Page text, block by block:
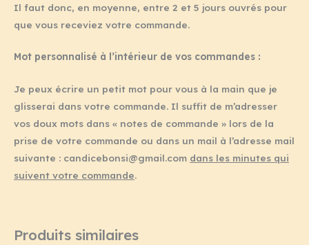
Il faut donc, en moyenne, entre 2 et 5 jours ouvrés pour
que vous receviez votre commande.
Mot personnalisé à l’intérieur de vos commandes :
Je peux écrire un petit mot pour vous à la main que je
glisserai dans votre commande. Il suffit de m’adresser
vos doux mots dans « notes de commande » lors de la
prise de votre commande ou dans un mail à l’adresse mail
suivante : candicebonsi@gmail.com dans les minutes qui
suivent votre commande.
Produits similaires